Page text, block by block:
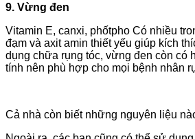
9. Vừng đen
Vitamin E, canxi, phốtpho Có nhiều
đạm và axit amin thiết yếu giúp kích
dụng chữa rụng tóc, vừng đen còn
tính nên phù hợp cho mọi bệnh nhân
Cả nhà còn biết những nguyên liệu